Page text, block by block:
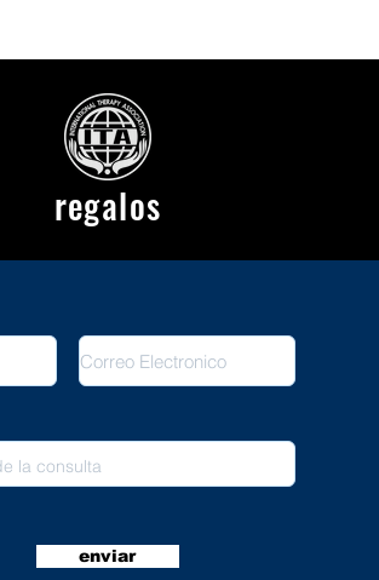
regalos
enviar